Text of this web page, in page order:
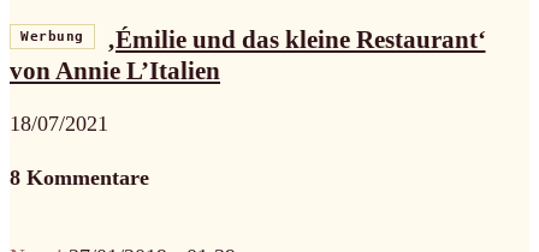
Werbung
‚Émilie und das kleine Restaurant‘
von Annie L’Italien
18/07/2021
8 Kommentare